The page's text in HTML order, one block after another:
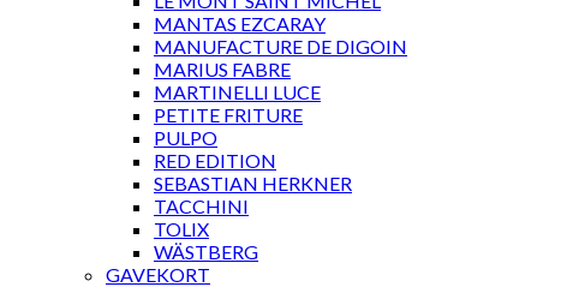
MANTAS EZCARAY
MANUFACTURE DE DIGOIN
MARIUS FABRE
MARTINELLI LUCE
PETITE FRITURE
PULPO
RED EDITION
SEBASTIAN HERKNER
TACCHINI
TOLIX
WÄSTBERG
GAVEKORT